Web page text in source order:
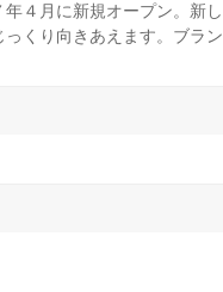
４月に新規オープン。新し
くり向きあえます。ブラン